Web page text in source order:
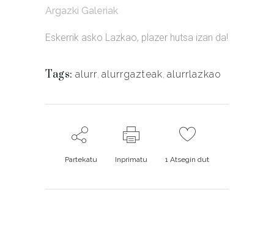
Argazki Galeriak
Eskerrik asko Lazkao, plazer hutsa izan da!
Tags: alurr, alurrgazteak, alurrlazkao
Partekatu Inprimatu 1 Atsegin dut